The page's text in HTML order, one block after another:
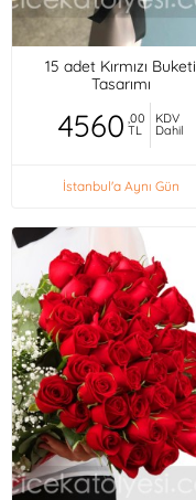
15 adet Kırmızı Buketi
Tasarımı
4560 ,00
TL
KDV
Dahil
İstanbul'a Aynı Gün